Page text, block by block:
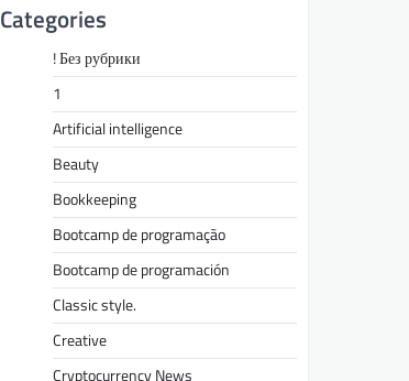
Categories
! Без рубрики
1
Artificial intelligence
Beauty
Bookkeeping
Bootcamp de programação
Bootcamp de programación
Classic style.
Creative
Cryptocurrency News